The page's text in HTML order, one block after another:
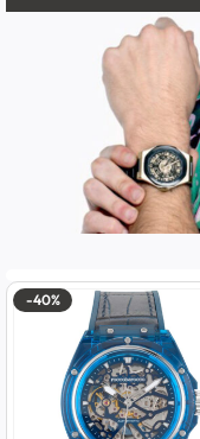
-40%